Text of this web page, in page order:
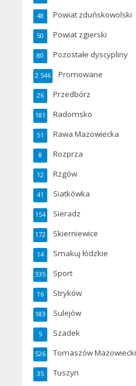
Powiat zduńskowolski
48
Powiat zgierski
50
Pozostałe dyscypliny
80
Promowane
2 546
Przedbórz
26
Radomsko
181
Rawa Mazowiecka
51
Rozprza
8
Rzgów
12
Siatkówka
41
Sieradz
154
Skierniewice
172
Smakuj łódzkie
14
Sport
335
Stryków
16
Sulejów
183
Szadek
5
Tomaszów Mazowiecki
526
Tuszyn
35